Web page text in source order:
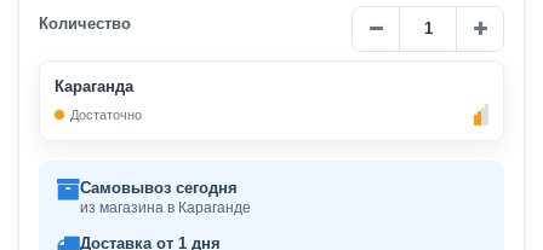
Количество
Караганда
Достаточно
Самовывоз сегодня
из магазина в Караганде
Доставка от 1 дня